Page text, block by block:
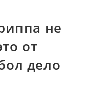
не
от
дело